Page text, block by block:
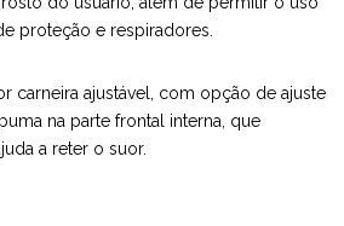
proteção e respiradores.
carneira ajustável, com opção de ajuste
na parte frontal interna, que
a reter o suor.